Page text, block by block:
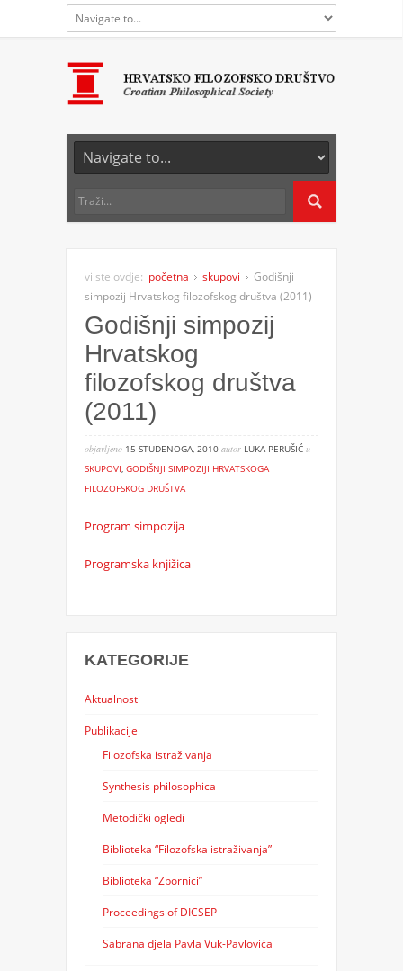
vi ste ovdje: početna skupovi
Godišnji
simpozij Hrvatskog filozofskog društva (2011)
Godišnji simpozij
Hrvatskog
filozofskog društva
(2011)
objavljeno15 STUDENOGA, 2010 autorLUKA PERUŠIĆ u
SKUPOVI, GODIŠNJI SIMPOZIJI HRVATSKOGA
FILOZOFSKOG DRUŠTVA
Program simpozija
Programska knjižica
KATEGORIJE
Aktualnosti
Publikacije
Filozofska istraživanja
Synthesis philosophica
Metodički ogledi
Biblioteka “Filozofska istraživanja”
Biblioteka “Zbornici”
Proceedings of DICSEP
Sabrana djela Pavla Vuk-Pavlovića